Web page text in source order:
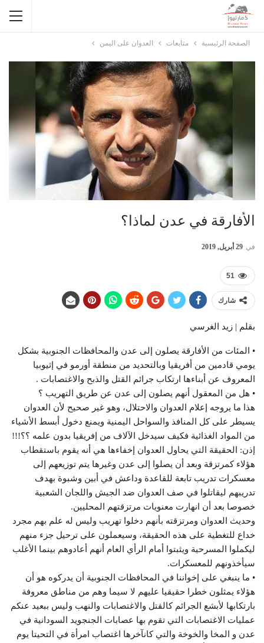
الصفحة الرئيسية متابعات العدوان على اليمن
الأفارقة في عدن لماذا؟
في 29 أبريل, 2019
51
شارك
بقلم | زيد الغرسي
• المئات من الأفارقة يصلون إلى عدن والمحافظات الجنوبية بشكل
يومي قادمين من أفريقيا وبالتحديد من منطقة أورمو في إثيوبيا
المعروف عن أبناءها ارتكاب جرائم القتل والذبح والاغتصابات .
• هل من المعقول أنهم يصلون إلى عدن عن طريق التهريب ؟
هذا ما يروجه إعلام العدوان والاحتلال، وهو غير صحيح لأن العدوان
يسيطر على كل المنافذ والسواحل اليمنية ويمنع دخول أبسط الأشياء
من المواد الغذائية فكيف سيدخل الآلاف من إفريقيا بدون علمه ؟؟!!!
إذن: الحقيقة التي يحاول العدوان إخفاءها هي أنه يقوم باستقطاب
هؤلاء كمرتزقة وبعد أن يصلوا إلى عدن وغيرها يتم توزيعهم إلى
معسكرات تدريب تابعة للقاعدة وداعش في أبين وشبوة بهدف
تدريبهم ليقاتلوا في صف العدوان ضد الجيش واللجان الشعبية
خصوصا بعد أن انهارت معنويات مرتزقتهم المحليين.
وحديث العدوان ومرتزقته بأنهم دخلوا تهريب وليس له علم بهم مجرد
خداع للتغطية على هذه الحقيقة، وسيعملون على ترحيل جزء منهم
ليكملوا المسرحية ويثبتوا أمام الرأي العام أنهم أعادوهم بينما الأغلب
سيأخذونهم للمعسكرات.
• ما ينبغي على إخواننا في المحافظات الجنوبية أن يدركوه هو أن
هؤلاء يمثلون خطرا حقيقيا عليهم لا سيما وهم من مناطق معروفة
بارتكابها لأبشع الجرائم كالقتل والاغتصابات والنهب وليس ببعيد عنكم
عمليات الاغتصابات التي تقوم بها عصابات الجنجويد السودانية في
عدن و المخا والخوخة والتي كانآخرها اغتصاب امرأة في التحيتا يوم